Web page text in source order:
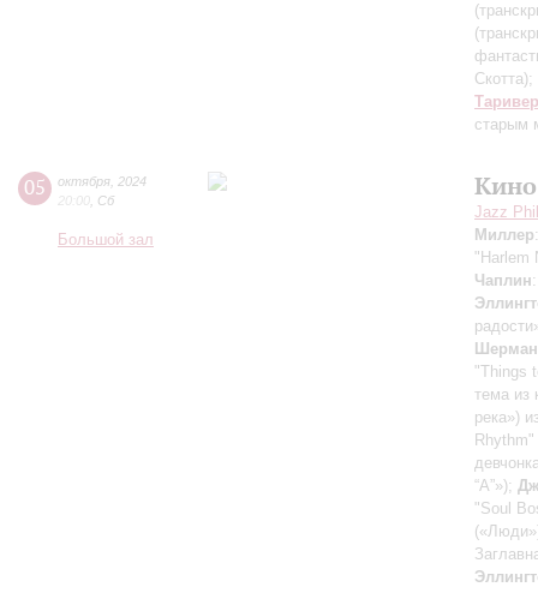
Скотта);
старым
05 октября 2024
20:00 Сб
Большой зал
Jazz
Миллер
"Harlem
Чаплин
Шерман
"Things
тема из
река»)
“A”»);
"Soul